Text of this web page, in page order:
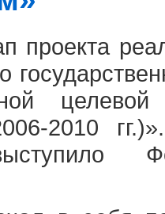
проекта
2010